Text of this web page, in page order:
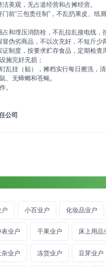
美观，无占道经营和占摊经营。
前“三包责任制”，不乱扔果皮、纸
和埋压消防栓，不乱拉乱接电线，
伪劣商品，不以次充好，不短斤少
制度，按要求贮存食品，定期检查
施完好无损；
乱挂（贴），摊档实行每日擦洗，清
、无蟑螂和苍蝇。
。
公司
户 小百业户 化妆品业户
表业户 干果业户 床上用品
杂业户 冻货业户 豆芽业户